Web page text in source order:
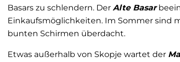
Basars zu schlendern. Der Alte Basar
Einkaufsmöglichkeiten. Im Sommer sind
bunten Schirmen überdacht.
Etwas außerhalb von Skopje wartet der